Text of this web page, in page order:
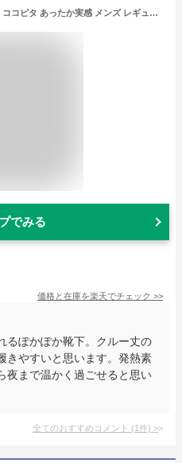
【靴下の岡本公式】【2足組】ココピタ あったか実感 メンズ レギュラー丈（クルー丈） 無地｜ ぽかぽか あったかい ぬくぬく 保温 秋冬 秋用 冬用 真冬 通勤 通学 おでかけ くつした くつ下 男性 紳士 吸湿発熱 吸水速乾
でみる
価格と在庫を楽天でチェック >>
るぽかぽか靴下。クルー丈の
きやすいと思います。発熱素
夜まで温かく過ごせると思い
全てのおすすめコメント (1件) >